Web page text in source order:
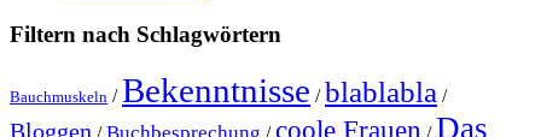
Filtern nach Schlagwörtern
Bauchmuskeln /Bekenntnisse /blablabla /
Bloggen coole Frauen Das